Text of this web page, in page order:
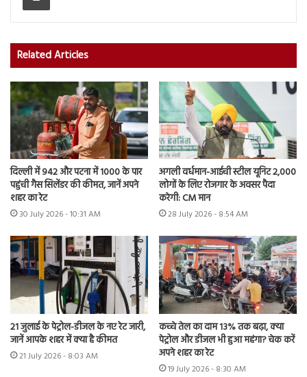
Related Articles
दिल्ली में 942 और पटना में 1000 के पार
पहुंची गैस सिलेंडर की कीमत, जानें अपने
शहर का रेट
30 July 2026 - 10:31 AM
अगली वर्धमान-आईची स्टील यूनिट 2,000
लोगों के लिए रोजगार के अवसर पैदा
करेगी: CM मान
28 July 2026 - 8:54 AM
21 जुलाई के पेट्रोल-डीजल के नए रेट जारी,
जानें आपके शहर में क्या है कीमत
21 July 2026 - 8:03 AM
कच्चे तेल का दाम 13% तक बढ़ा, क्या
पेट्रोल और डीजल भी हुआ महंगा? चेक करें
अपने शहर का रेट
19 July 2026 - 8:30 AM